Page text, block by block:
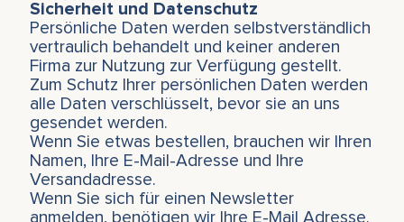
Sicherheit und Datenschutz
Persönliche Daten werden selbstverständlich
vertraulich behandelt und keiner anderen
Firma zur Nutzung zur Verfügung gestellt.
Zum Schutz Ihrer persönlichen Daten werden
alle Daten verschlüsselt, bevor sie an uns
gesendet werden.
Wenn Sie etwas bestellen, brauchen wir Ihren
Namen, Ihre E-Mail-Adresse und Ihre
Versandadresse.
Wenn Sie sich für einen Newsletter
anmelden, benötigen wir Ihre E-Mail Adresse.